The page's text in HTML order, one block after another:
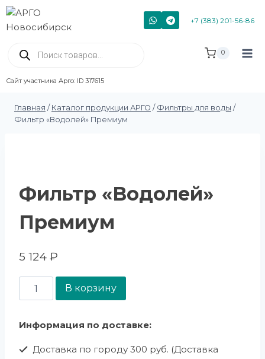
+7 (383) 201-56-86
Сайт участника Арго: ID 317615
0
Главная / Каталог продукции АРГО / Фильтры для воды /
Фильтр «Водолей» Премиум
Фильтр «Водолей»
Премиум
5 124 ₽
В корзину
Информация по доставке:
Доставка по городу 300 руб. (Доставка